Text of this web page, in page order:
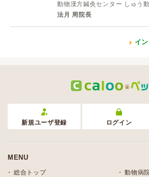
動物漢方鍼灸センター しゅう
法月 周院長
イ
新規ユーザ登録 ログイン
MENU
総合トップ 動物病